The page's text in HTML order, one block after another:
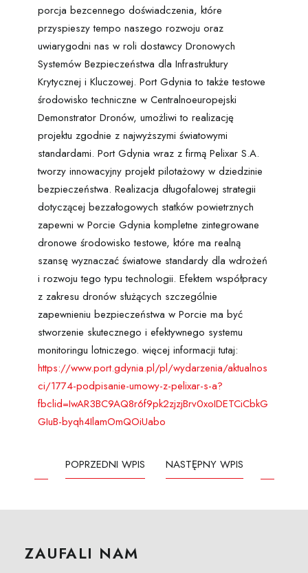
porcja bezcennego doświadczenia, które
przyspieszy tempo naszego rozwoju oraz
uwiarygodni nas w roli dostawcy Dronowych
Systemów Bezpieczeństwa dla Infrastruktury
Krytycznej i Kluczowej. Port Gdynia to także testowe
środowisko techniczne w Centralnoeuropejski
Demonstrator Dronów, umożliwi to realizację
projektu zgodnie z najwyższymi światowymi
standardami. Port Gdynia wraz z firmą Pelixar S.A.
tworzy innowacyjny projekt pilotażowy w dziedzinie
bezpieczeństwa. Realizacja długofalowej strategii
dotyczącej bezzałogowych statków powietrznych
zapewni w Porcie Gdynia kompletne zintegrowane
dronowe środowisko testowe, które ma realną
szansę wyznaczać światowe standardy dla wdrożeń
i rozwoju tego typu technologii. Efektem współpracy
z zakresu dronów służących szczególnie
zapewnieniu bezpieczeństwa w Porcie ma być
stworzenie skutecznego i efektywnego systemu
monitoringu lotniczego. więcej informacji tutaj:
https://www.port.gdynia.pl/pl/wydarzenia/aktualnos
ci/1774-podpisanie-umowy-z-pelixar-s-a?
fbclid=IwAR3BC9AQ8r6f9pk2zjzjBrv0xoIDETCiCbkG
GIuB-byqh4IlamOmQOiUabo
POPRZEDNI WPIS NASTĘPNY WPIS
ZAUFALI NAM